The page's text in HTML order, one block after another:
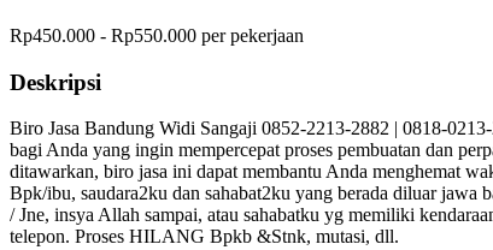
Rp450.000 - Rp550.000 per pekerjaan
Deskripsi
Biro Jasa Bandung Widi Sangaji 0852-2213-2882 | 0818-
bagi Anda yang ingin mempercepat proses pembuatan dan
ditawarkan, biro jasa ini dapat membantu Anda menghemat
Bpk/ibu, saudara2ku dan sahabat2ku yang berada diluar
/ Jne, insya Allah sampai, atau sahabatku yg memiliki
telepon. Proses HILANG Bpkb &Stnk, mutasi, dll.